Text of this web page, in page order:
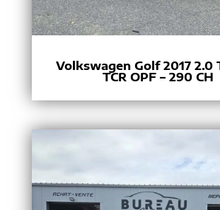
Volkswagen Golf 2017 2.0
TCR OPF – 290 CH